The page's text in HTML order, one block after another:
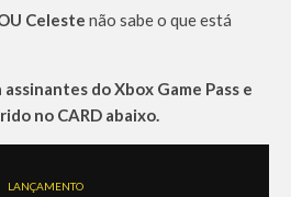
Celeste não sabe o que está
do Xbox Game Pass e
no CARD abaixo.
LANÇAMENTO